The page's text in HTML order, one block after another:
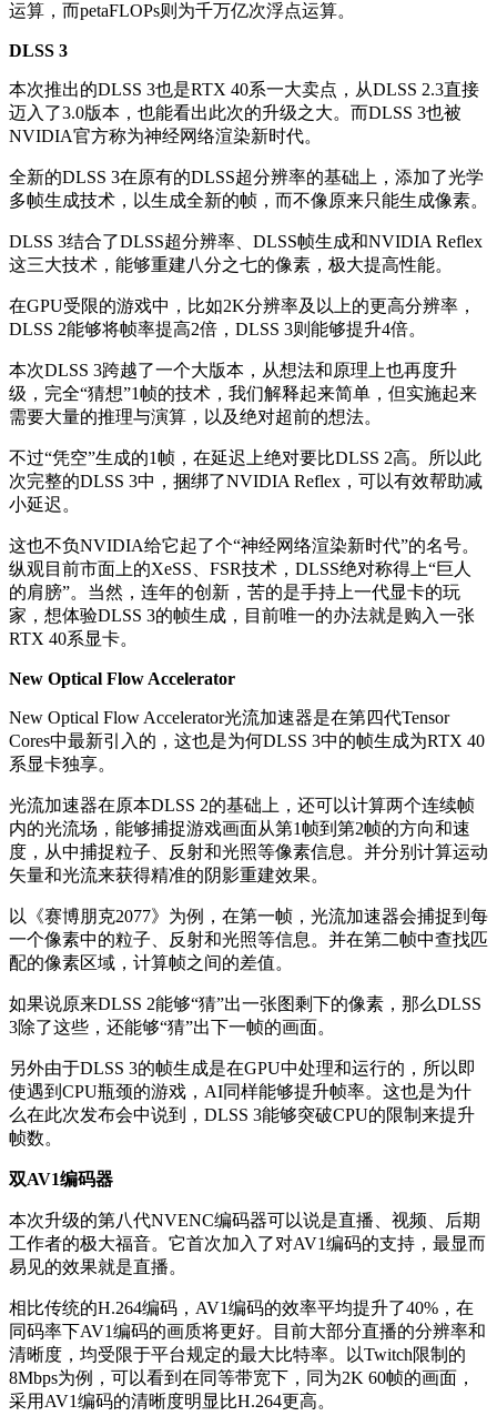
运算，而petaFLOPs则为千万亿次浮点运算。
DLSS 3
本次推出的DLSS 3也是RTX 40系一大卖点，从DLSS 2.3直接
迈入了3.0版本，也能看出此次的升级之大。而DLSS 3也被
NVIDIA官方称为神经网络渲染新时代。
全新的DLSS 3在原有的DLSS超分辨率的基础上，添加了光学
多帧生成技术，以生成全新的帧，而不像原来只能生成像素。
DLSS 3结合了DLSS超分辨率、DLSS帧生成和NVIDIA Reflex
这三大技术，能够重建八分之七的像素，极大提高性能。
在GPU受限的游戏中，比如2K分辨率及以上的更高分辨率，
DLSS 2能够将帧率提高2倍，DLSS 3则能够提升4倍。
本次DLSS 3跨越了一个大版本，从想法和原理上也再度升
级，完全“猜想”1帧的技术，我们解释起来简单，但实施起来
需要大量的推理与演算，以及绝对超前的想法。
不过“凭空”生成的1帧，在延迟上绝对要比DLSS 2高。所以此
次完整的DLSS 3中，捆绑了NVIDIA Reflex，可以有效帮助减
小延迟。
这也不负NVIDIA给它起了个“神经网络渲染新时代”的名号。
纵观目前市面上的XeSS、FSR技术，DLSS绝对称得上“巨人
的肩膀”。当然，连年的创新，苦的是手持上一代显卡的玩
家，想体验DLSS 3的帧生成，目前唯一的办法就是购入一张
RTX 40系显卡。
New Optical Flow Accelerator
New Optical Flow Accelerator光流加速器是在第四代Tensor
Cores中最新引入的，这也是为何DLSS 3中的帧生成为RTX 40
系显卡独享。
光流加速器在原本DLSS 2的基础上，还可以计算两个连续帧
内的光流场，能够捕捉游戏画面从第1帧到第2帧的方向和速
度，从中捕捉粒子、反射和光照等像素信息。 并分别计算运动
矢量和光流来获得精准的阴影重建效果。
以《赛博朋克2077》为例，在第一帧，光流加速器会捕捉到每
一个像素中的粒子、反射和光照等信息。并在第二帧中查找匹
配的像素区域，计算帧之间的差值。
如果说原来DLSS 2能够“猜”出一张图剩下的像素，那么DLSS
3除了这些，还能够“猜”出下一帧的画面。
另外由于DLSS 3的帧生成是在GPU中处理和运行的，所以即
使遇到CPU瓶颈的游戏，AI同样能够提升帧率。这也是为什
么在此次发布会中说到，DLSS 3能够突破CPU的限制来提升
帧数。
双AV1编码器
本次升级的第八代NVENC编码器可以说是直播、视频、后期
工作者的极大福音。它首次加入了对AV1编码的支持，最显而
易见的效果就是直播。
相比传统的H.264编码，AV1编码的效率平均提升了40%，在
同码率下AV1编码的画质将更好。目前大部分直播的分辨率和
清晰度，均受限于平台规定的最大比特率。以Twitch限制的
8Mbps为例，可以看到在同等带宽下，同为2K 60帧的画面，
采用AV1编码的清晰度明显比H.264更高。